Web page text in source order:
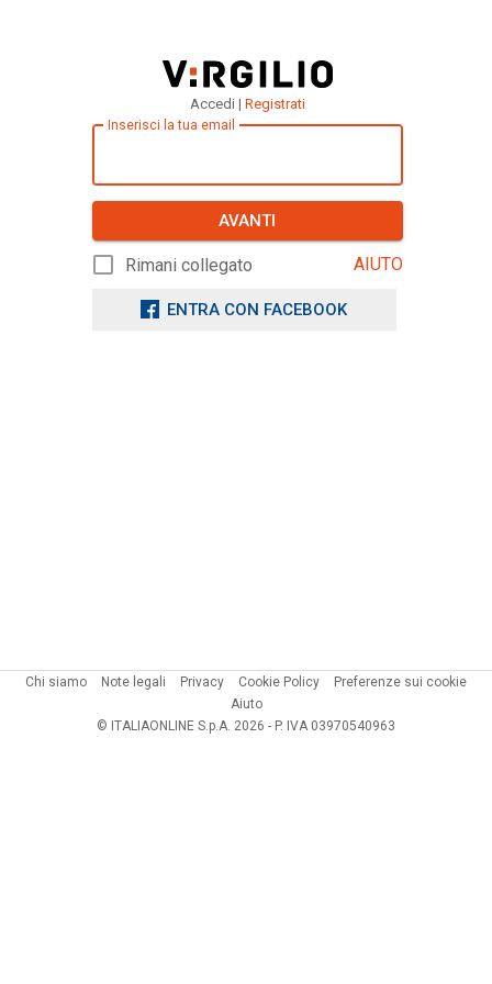
Accedi | Registrati
Inserisci la tua email
AVANTI
Rimani collegato AIUTO
ENTRA CON FACEBOOK
Chi siamo Note legali Privacy Cookie Policy
Preferenze sui cookie
Aiuto
© ITALIAONLINE S.p.A. 2026 - P. IVA 03970540963